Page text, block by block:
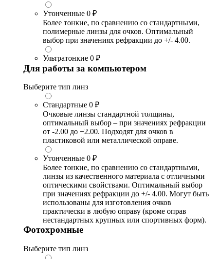
Утонченные 0 ₽
Более тонкие, по сравнению со стандартными,
полимерные линзы для очков. Оптимальный
выбор при значениях рефракции до +/- 4.00.
Ультратонкие 0 ₽
Для работы за компьютером
Выберите тип линз
Стандартные 0 ₽
Очковые линзы стандартной толщины,
оптимальный выбор – при значениях рефракции
от -2.00 до +2.00. Подходят для очков в
пластиковой или металлической оправе.
Утонченные 0 ₽
Более тонкие, по сравнению со стандартными,
линзы из качественного материала с отличными
оптическими свойствами. Оптимальный выбор
при значениях рефракции до +/- 4.00. Могут быть
использованы для изготовления очков
практически в любую оправу (кроме оправ
нестандартных крупных или спортивных форм).
Фотохромные
Выберите тип линз